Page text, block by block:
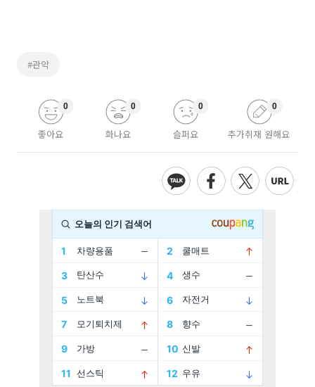
#관악
좋아요
0
화나요
0
슬퍼요
0
추가취재 원해요
0